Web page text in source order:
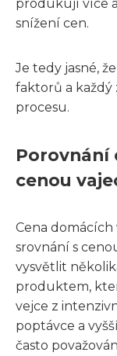
produkují více
snížení cen.
Je tedy jasné,
faktorů a každý
procesu.
Porovnání
cenou
Cena domácích
srovnání s
vysvětlit
produktem,
vejce z
poptávce a
často